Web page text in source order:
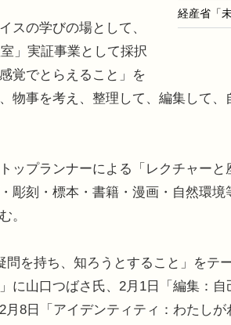
経産省「
スの学びの場として、
」実証事業として採択
覚でとらえること」を
物事を考え、整理して、編集して
ップランナーによる「レクチャーと
彫刻・標本・書籍・漫画・自然環
。
を持ち、知ろうとすること」をテ
に山口つばさ氏、2月1日「編集：
月8日「アイデンティティ：わたし